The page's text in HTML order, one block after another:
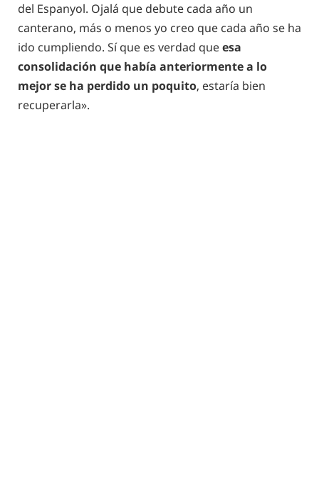
del Espanyol. Ojalá que debute cada año un
canterano, más o menos yo creo que cada año se ha
ido cumpliendo. Sí que es verdad queesa
consolidación que había anteriormente a lo
mejor se ha perdido un poquito, estaría bien
recuperarla».